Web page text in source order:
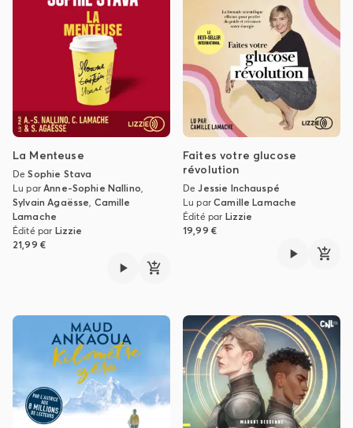
La Menteuse
DeSophie Stava
Lu parAnne-Sophie Nallino,
Sylvain Agaësse, Camille
Lamache
Édité par Lizzie
21,99 €
Faites votre glucose
révolution
DeJessie Inchauspé
Lu parCamille Lamache
Édité par Lizzie
19,99 €